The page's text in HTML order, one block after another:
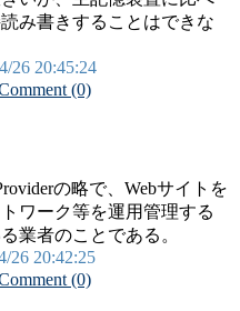
み書きすることはできな
26 20:45:24
(0)
の略で、Webサイトを
ワーク等を運用管理する
業者のことである。
26 20:42:25
(0)